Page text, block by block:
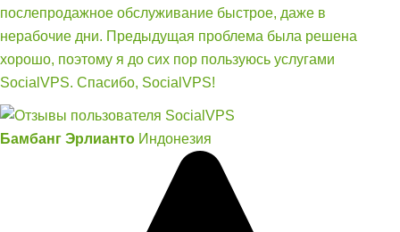
послепродажное обслуживание быстрое, даже в
нерабочие дни. Предыдущая проблема была решена
хорошо, поэтому я до сих пор пользуюсь услугами
SocialVPS. Спасибо, SocialVPS!
Бамбанг Эрлианто Индонезия